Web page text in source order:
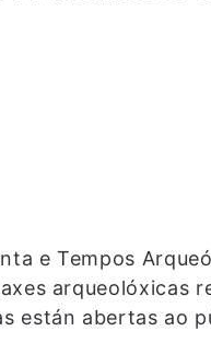
e Tempos
arqueolóxicas
están abertas ao